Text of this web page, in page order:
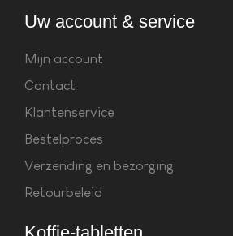
Uw account & service
Mijn account
Contact
Klantenservice
Bestelproces
Verzending en bezorging
Retourbeleid